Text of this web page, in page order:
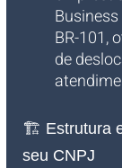
BR-101,
de
🏗️ Estrutura
seu CNPJ